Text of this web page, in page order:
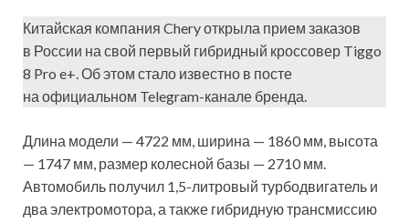
Китайская компания Chery открыла прием заказов
в России на свой первый гибридный кроссовер Tiggo
8 Pro e+. Об этом стало известно в посте
на официальном Telegram-канале бренда.
Длина модели — 4722 мм, ширина — 1860 мм, высота
— 1747 мм, размер колесной базы — 2710 мм.
Автомобиль получил 1,5-литровый турбодвигатель и
два электромотора, а также гибридную трансмиссию